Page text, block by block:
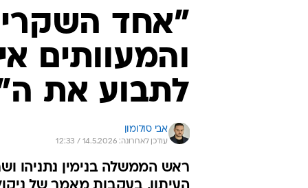
"אחד
והמעוותים
לתבוע את
אבי סולומון
עודכן לאחרונה: 14.5.2026 / 12:33
ראש הממשלה בנימין נתניהו